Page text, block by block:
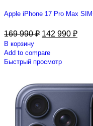
Apple iPhone 17 Pro Max
169 990₽ 142 990 ₽
В корзину
Add to compare
Быстрый просмотр